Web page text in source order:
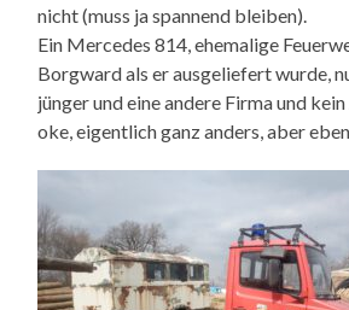
nicht (muss ja spannend bleiben).
Ein Mercedes 814, ehemalige
Borgward als er ausgeliefert wurde,
jünger und eine andere Firma und
oke, eigentlich ganz anders, aber